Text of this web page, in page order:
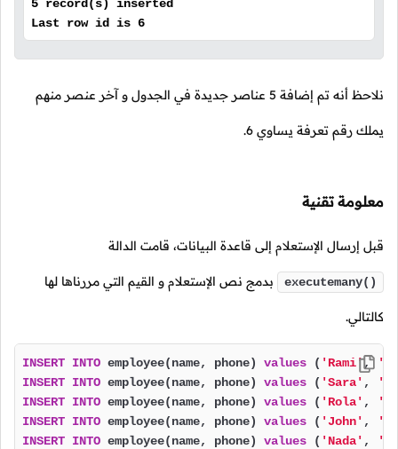
5 record(s) inserted
Last row id is 6
نلاحظ أنه تم إضافة 5 عناصر جديدة في الجدول و آخر عنصر منهم
يملك رقم تعرفة يساوي 6.
معلومة تقنية
قبل إرسال الإستعلام إلى قاعدة البيانات، قامت الدالة
executemany() بدمج نص الإستعلام و القيم التي مررناها لها
كالتالي.
INSERT INTO employee(name, phone) values ( 'Rami',
INSERT INTO employee(name, phone) values ( 'Sara' ,
INSERT INTO employee(name, phone) values ( 'Rola' ,
INSERT INTO employee(name, phone) values ( 'John' ,
INSERT INTO employee(name, phone) values ( 'Nada' ,